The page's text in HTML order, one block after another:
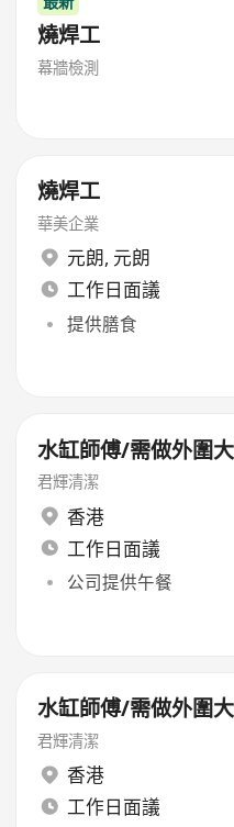
燒焊工
幕牆檢測
燒焊工
華美企業
元朗, 元朗
工作日面議
提供膳食
水缸師傅/需做外圍
君輝清潔
香港
工作日面議
公司提供午餐
水缸師傅/需做外圍
君輝清潔
香港
工作日面議